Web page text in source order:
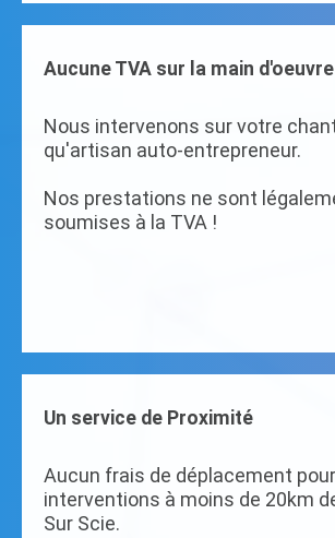
Aucune TVA sur la main
Nous intervenons sur votre
qu'artisan auto-entrepreneur.
Nos prestations ne sont
soumises à la TVA !
Un service de Proximité
Aucun frais de déplacement
interventions à moins de 20km
Sur Scie.